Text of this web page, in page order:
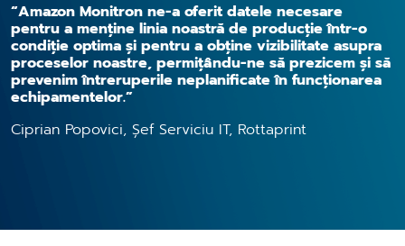
“Amazon Monitron ne-a oferit datele necesare
pentru a menține linia noastră de producție într-o
condiție optima și pentru a obține vizibilitate asupra
proceselor noastre, permițându-ne să prezicem și să
prevenim întreruperile neplanificate în funcționarea
echipamentelor.”
Ciprian Popovici, Șef Serviciu IT, Rottaprint